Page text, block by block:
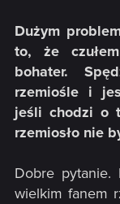
Dużym
to, że
bohater.
rzemiośle i
jeśli chodzi o
rzemiosło nie
Dobre pytanie.
wielkim fanem